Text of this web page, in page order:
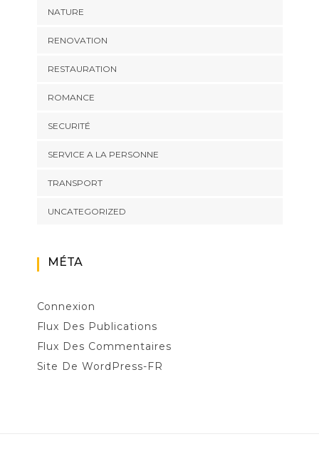
NATURE
RENOVATION
RESTAURATION
ROMANCE
SECURITÉ
SERVICE A LA PERSONNE
TRANSPORT
UNCATEGORIZED
MÉTA
Connexion
Flux Des Publications
Flux Des Commentaires
Site De WordPress-FR